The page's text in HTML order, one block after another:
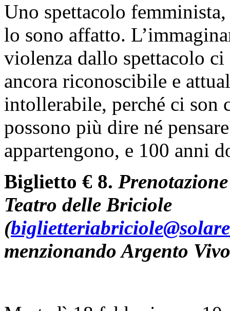
Uno spettacolo
lo sono affatto.
violenza dallo spettacolo
ancora riconoscibile e
intollerabile, perché ci son
possono più dire né
appartengono, e 100 anni
Biglietto € 8.
Teatro delle Briciole
(
menzionando Argento Vivo